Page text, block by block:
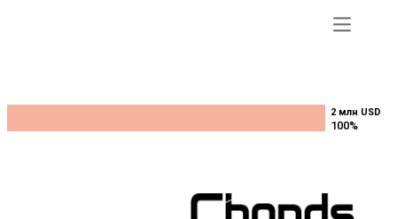
2 млн USD
100%
2 млн USD
100%